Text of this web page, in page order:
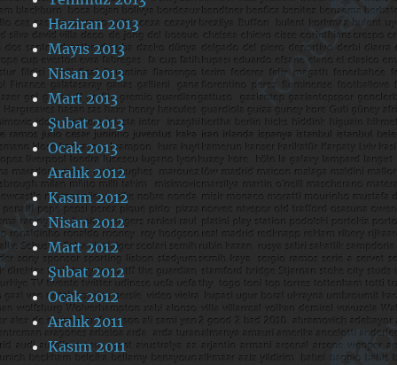
Haziran 2013
Mayıs 2013
Nisan 2013
Mart 2013
Şubat 2013
Ocak 2013
Aralık 2012
Kasım 2012
Nisan 2012
Mart 2012
Şubat 2012
Ocak 2012
Aralık 2011
Kasım 2011